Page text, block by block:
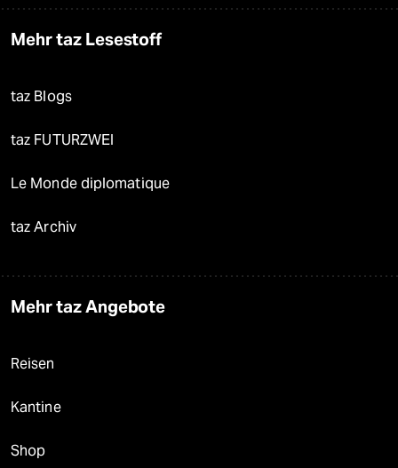
Mehr taz Lesestoff
taz Blogs
taz FUTURZWEI
Le Monde diplomatique
taz Archiv
Mehr taz Angebote
Reisen
Kantine
Shop